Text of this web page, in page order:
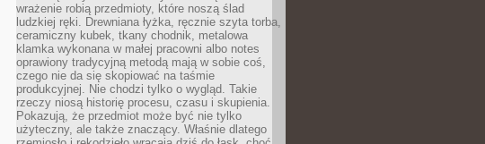
wrażenie robią przedmioty, które noszą ślad
ludzkiej ręki. Drewniana łyżka, ręcznie szyta torba,
ceramiczny kubek, tkany chodnik, metalowa
klamka wykonana w małej pracowni albo notes
oprawiony tradycyjną metodą mają w sobie coś,
czego nie da się skopiować na taśmie
produkcyjnej. Nie chodzi tylko o wygląd. Takie
rzeczy niosą historię procesu, czasu i skupienia.
Pokazują, że przedmiot może być nie tylko
użyteczny, ale także znaczący. Właśnie dlatego